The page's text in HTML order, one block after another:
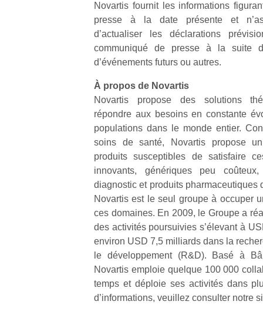
Novartis fournit les informations
presse à la date présente et
d’actualiser les déclarations
communiqué de presse à la suite
d’événements futurs ou autres.
À propos de Novartis
Novartis propose des solutions
répondre aux besoins en constante
populations dans le monde entier.
soins de santé, Novartis propose
produits susceptibles de satisfaire
innovants, génériques peu
diagnostic et produits pharmaceutiques
Novartis est le seul groupe à occuper
ces domaines. En 2009, le Groupe a
des activités poursuivies s’élevant à
environ USD 7,5 milliards dans la
le développement (R&D). Basé à
Novartis emploie quelque 100 000
temps et déploie ses activités dans
d’informations, veuillez consulter notre